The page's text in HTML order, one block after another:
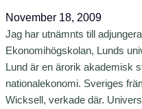
n
s
k
a
e
a
n
s
k
r
i
November 18, 2009
Jag har utnämnts till
Ekonomihögskolan, Lunds
Lund är en ärorik akademisk
nationalekonomi. Sveriges
Wicksell, verkade där.